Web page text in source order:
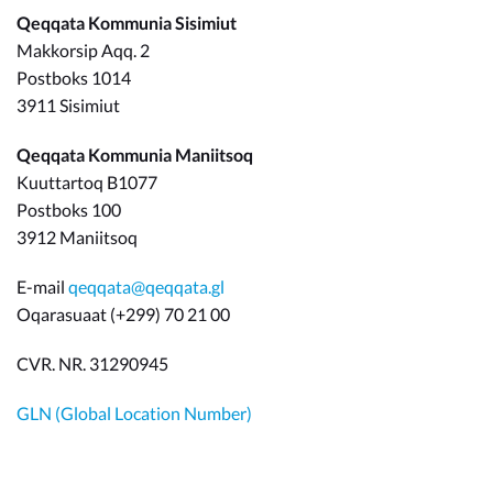
Qeqqata Kommunia Sisimiut
Makkorsip Aqq. 2
Postboks 1014
3911 Sisimiut
Qeqqata Kommunia Maniitsoq
Kuuttartoq B1077
Postboks 100
3912 Maniitsoq
E-mail qeqqata@qeqqata.gl
Oqarasuaat (+299) 70 21 00
CVR. NR. 31290945
GLN (Global Location Number)